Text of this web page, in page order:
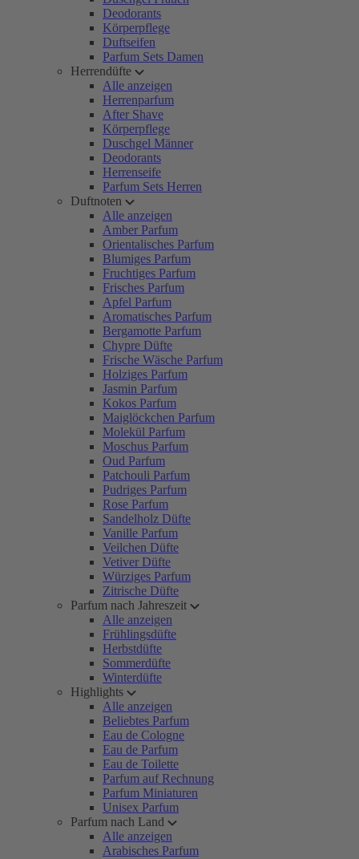
Deodorants
Körperpflege
Duftseifen
Parfum Sets Damen
Herrendüfte
Alle anzeigen
Herrenparfum
After Shave
Körperpflege
Duschgel Männer
Deodorants
Herrenseife
Parfum Sets Herren
Duftnoten
Alle anzeigen
Amber Parfum
Orientalisches Parfum
Blumiges Parfum
Fruchtiges Parfum
Frisches Parfum
Apfel Parfum
Aromatisches Parfum
Bergamotte Parfum
Chypre Düfte
Frische Wäsche Parfum
Holziges Parfum
Jasmin Parfum
Kokos Parfum
Maiglöckchen Parfum
Molekül Parfum
Moschus Parfum
Oud Parfum
Patchouli Parfum
Pudriges Parfum
Rose Parfum
Sandelholz Düfte
Vanille Parfum
Veilchen Düfte
Vetiver Düfte
Würziges Parfum
Zitrische Düfte
Parfum nach Jahreszeit
Alle anzeigen
Frühlingsdüfte
Herbstdüfte
Sommerdüfte
Winterdüfte
Highlights
Alle anzeigen
Beliebtes Parfum
Eau de Cologne
Eau de Parfum
Eau de Toilette
Parfum auf Rechnung
Parfum Miniaturen
Unisex Parfum
Parfum nach Land
Alle anzeigen
Arabisches Parfum